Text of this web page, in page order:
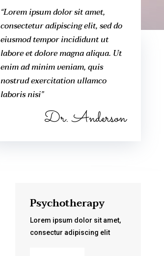
“Lorem ipsum dolor sit amet,
consectetur adipiscing elit, sed do
eiusmod tempor incididunt ut
labore et dolore magna aliqua. Ut
enim ad minim veniam, quis
nostrud exercitation ullamco
laboris nisi”
Dr. Anderson
Psychotherapy
Lorem ipsum dolor sit amet,
consectur adipiscing elit